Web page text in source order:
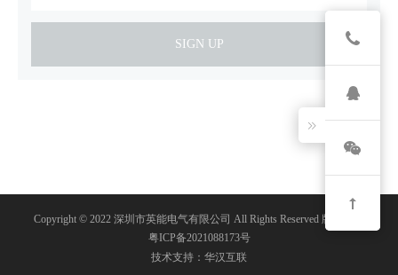
SIGN UP
Copyright © 2022 深圳市英能电气有限公司 All Rights Reserved 版权所有
粤ICP备2021088173号
技术支持：华汉互联